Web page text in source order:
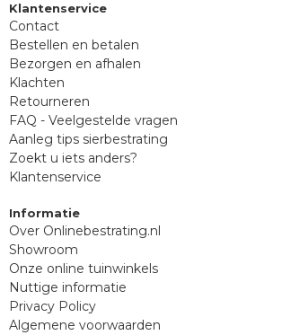
Klantenservice
Contact
Bestellen en betalen
Bezorgen en afhalen
Klachten
Retourneren
FAQ - Veelgestelde vragen
Aanleg tips sierbestrating
Zoekt u iets anders?
Klantenservice
Informatie
Over Onlinebestrating.nl
Showroom
Onze online tuinwinkels
Nuttige informatie
Privacy Policy
Algemene voorwaarden